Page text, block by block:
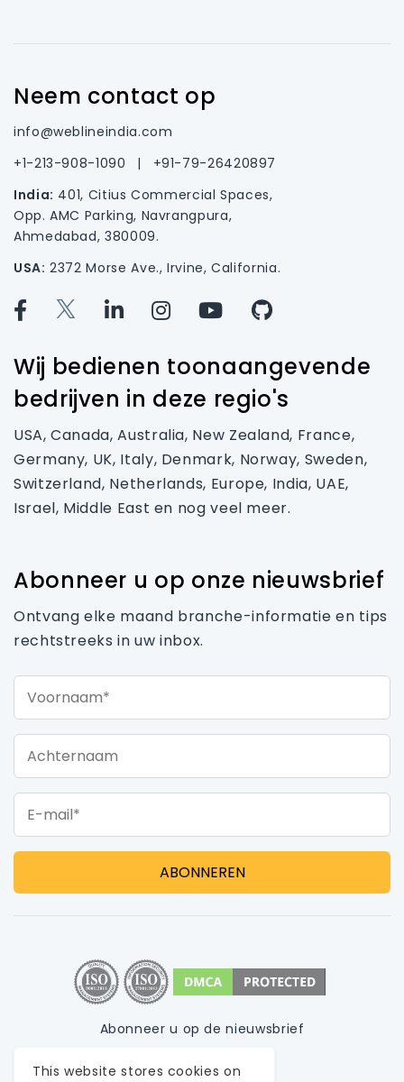
Neem contact op
info@weblineindia.com
+1-213-908-1090
|
+91-79-26420897
India: 401, Citius Commercial Spaces,
Opp. AMC Parking, Navrangpura,
Ahmedabad, 380009.
USA: 2372 Morse Ave., Irvine, California.
Wij bedienen toonaangevende
bedrijven in deze regio's
USA, Canada, Australia, New Zealand, France,
Germany, UK, Italy, Denmark, Norway, Sweden,
Switzerland, Netherlands, Europe, India, UAE,
Israel, Middle East en nog veel meer.
Abonneer u op onze nieuwsbrief
Ontvang elke maand branche-informatie en tips
rechtstreeks in uw inbox.
Achternaam
E-mail*
Abonneer u op de nieuwsbrief
This website stores cookies on